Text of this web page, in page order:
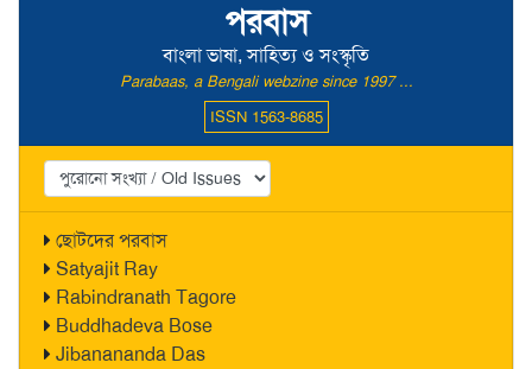
পরবাস
বাংলা ভাষা, সাহিত্য ও সংস্কৃতি
Parabaas, a Bengali webzine since 1997 ...
ISSN 1563-8685
ছোটদের পরবাস
Satyajit Ray
Rabindranath Tagore
Buddhadeva Bose
Jibanananda Das